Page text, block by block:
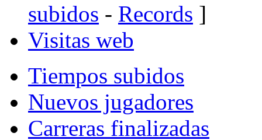
subidos - Records ]
Visitas web
Tiempos subidos
Nuevos jugadores
Carreras finalizadas